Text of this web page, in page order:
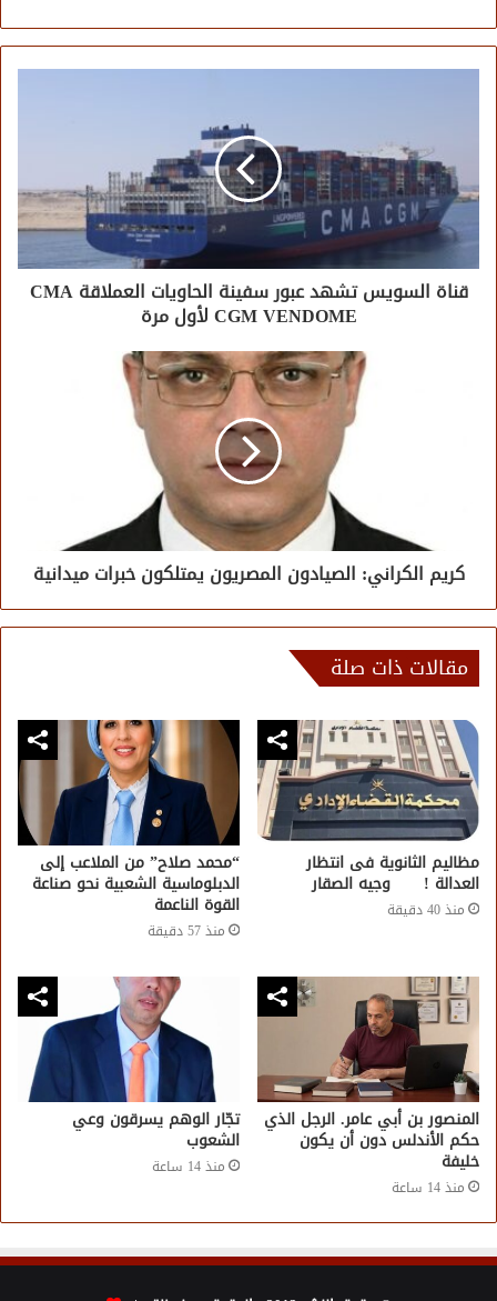
قناة السويس تشهد عبور سفينة الحاويات العملاقة CMA
CGM VENDOME لأول مرة
كريم الكراني: الصيادون المصريون يمتلكون خبرات ميدانية
مقالات ذات صلة
مظاليم الثانوية فى انتظار
العدالة ! وجيه الصقار
منذ 40 دقيقة
“محمد صلاح” من الملاعب إلى
الدبلوماسية الشعبية نحو صناعة
القوة الناعمة
منذ 57 دقيقة
المنصور بن أبي عامر. الرجل الذي
حكم الأندلس دون أن يكون
خليفة
منذ 14 ساعة
تجّار الوهم يسرقون وعي
الشعوب
منذ 14 ساعة